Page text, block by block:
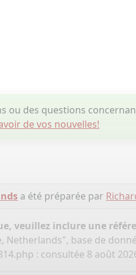
des questions
de vos nouvelles!
a été préparée par
veuillez inclure une
Netherlands", base de
: consultée 8 août